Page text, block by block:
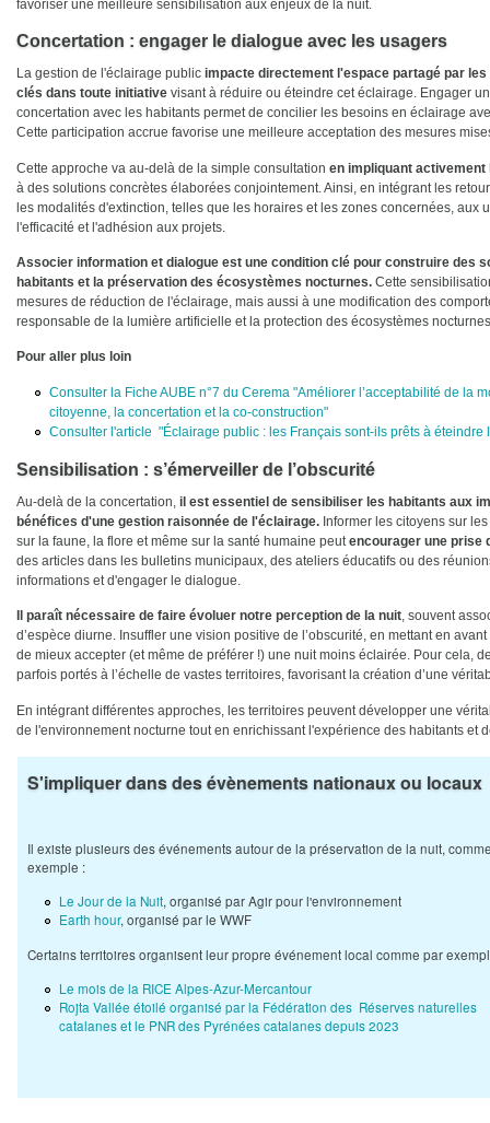
favoriser une meilleure sensibilisation aux enjeux de la nuit.
Concertation : engager le dialogue avec les usagers
La gestion de l'éclairage public impacte directement l'espace partagé par
clés dans toute initiative visant à réduire ou éteindre cet éclairage. Engager
concertation avec les habitants permet de concilier les besoins en éclairage
Cette participation accrue favorise une meilleure acceptation des mesures
Cette approche va au-delà de la simple consultation en impliquant
à des solutions concrètes élaborées conjointement. Ainsi, en intégrant les
les modalités d'extinction, telles que les horaires et les zones concernées, aux
l'efficacité et l'adhésion aux projets.
Associer information et dialogue est une condition clé pour construire des
habitants et la préservation des écosystèmes nocturnes. Cette
mesures de réduction de l'éclairage, mais aussi à une modification des
responsable de la lumière artificielle et la protection des écosystèmes
Pour aller plus loin
Consulter la Fiche AUBE n°7 du Cerema "Améliorer l’acceptabilité de la
citoyenne, la concertation et la co-construction"
Consulter l'article "Éclairage public : les Français sont-ils prêts à éteindre
Sensibilisation : s’émerveiller de l’obscurité
Au-delà de la concertation, il est essentiel de sensibiliser les habitants aux
bénéfices d'une gestion raisonnée de l'éclairage. Informer les citoyens sur
sur la faune, la flore et même sur la santé humaine peutencourager une prise
des articles dans les bulletins municipaux, des ateliers éducatifs ou des
informations et d'engager le dialogue.
Il paraît nécessaire de faire évoluer notre perception de la nuit, souvent
d’espèce diurne. Insuffler une vision positive de l’obscurité, en mettant en
de mieux accepter (et même de préférer !) une nuit moins éclairée. Pour cela,
parfois portés à l’échelle de vastes territoires, favorisant la création d’une
En intégrant différentes approches, les territoires peuvent développer une
de l'environnement nocturne tout en enrichissant l'expérience des habitants et
S'impliquer dans des évènements nationaux ou locaux
Il existe plusieurs des événements autour de la préservation de la nuit,
exemple :
Le Jour de la Nuit, organisé par Agir pour l'environnement
Earth hour, organisé par le WWF
Certains territoires organisent leur propre événement local comme par
Le mois de la RICE Alpes-Azur-Mercantour
Rojta Vallée étoilé organisé par la Fédération des Réserves naturelles
catalanes et le PNR des Pyrénées catalanes depuis 2023